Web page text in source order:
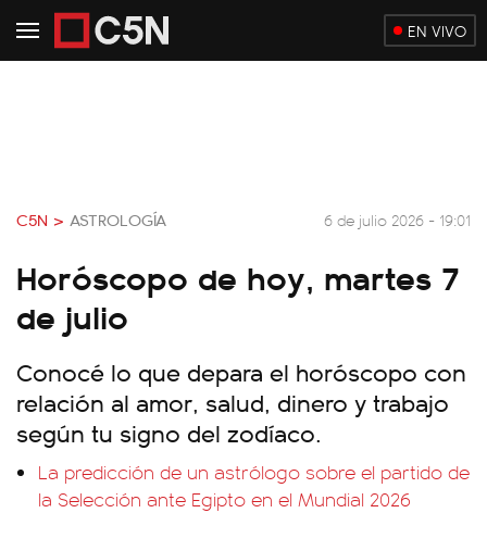
EN VIVO
C5N > ASTROLOGÍA 6 de julio 2026 - 19:01
Horóscopo de hoy, martes 7
de julio
Conocé lo que depara el horóscopo con
relación al amor, salud, dinero y trabajo
según tu signo del zodíaco.
La predicción de un astrólogo sobre el partido de
la Selección ante Egipto en el Mundial 2026